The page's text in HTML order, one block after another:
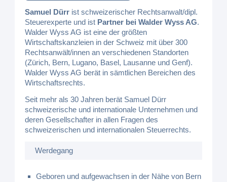
Samuel Dürr ist schweizerischer Rechtsanwalt/dipl.
Steuerexperte und ist Partner bei Walder Wyss AG.
Walder Wyss AG ist eine der größten
Wirtschaftskanzleien in der Schweiz mit über 300
Rechtsanwält/innen an verschiedenen Standorten
(Zürich, Bern, Lugano, Basel, Lausanne und Genf).
Walder Wyss AG berät in sämtlichen Bereichen des
Wirtschaftsrechts.
Seit mehr als 30 Jahren berät Samuel Dürr
schweizerische und internationale Unternehmen und
deren Gesellschafter in allen Fragen des
schweizerischen und internationalen Steuerrechts.
Werdegang
Geboren und aufgewachsen in der Nähe von Bern